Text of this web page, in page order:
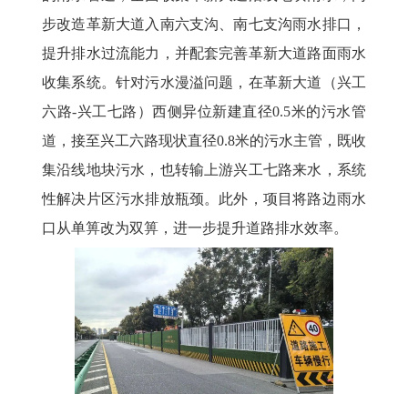
步改造革新大道入南六支沟、南七支沟雨水排口，
提升排水过流能力，并配套完善革新大道路面雨水
收集系统。针对污水漫溢问题，在革新大道（兴工
六路-兴工七路）西侧异位新建直径0.5米的污水管
道，接至兴工六路现状直径0.8米的污水主管，既收
集沿线地块污水，也转输上游兴工七路来水，系统
性解决片区污水排放瓶颈。此外，项目将路边雨水
口从单箅改为双箅，进一步提升道路排水效率。